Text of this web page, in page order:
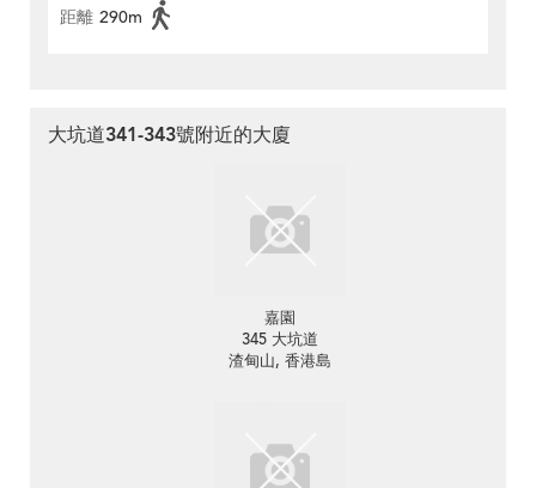
距離 290m
大坑道341-343號附近的大廈
嘉園
345 大坑道
渣甸山, 香港島